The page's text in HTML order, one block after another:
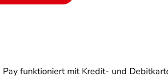
funktioniert mit Kredit- und